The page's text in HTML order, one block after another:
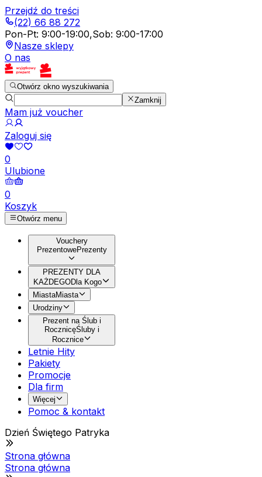
Przejdź do treści
(22) 66 88 272
Pon-Pt: 9:00-19:00,Sob: 9:00-17:00
Nasze sklepy
O nas
Otwórz okno wyszukiwania
Zamknij
Mam już voucher
Zaloguj się
0
Ulubione
0
Koszyk
Otwórz menu
Vouchery
PrezentowePrezenty
PREZENTY DLA
KAŻDEGODla Kogo
MiastaMiasta
Urodziny
Prezent na Ślub i
RocznicęŚluby i
Rocznice
Letnie Hity
Pakiety
Promocje
Dla firm
Więcej
Pomoc & kontakt
Dzień Świętego Patryka
Strona główna
Strona główna